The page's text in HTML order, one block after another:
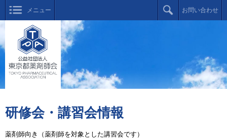
メニュー お問い合わせ
研修会・講習会情報
薬剤師向き（薬剤師を対象とした講習会です）